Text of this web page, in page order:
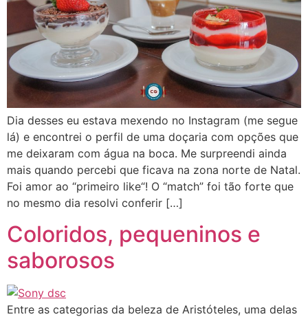
Dia desses eu estava mexendo no Instagram (me segue
lá) e encontrei o perfil de uma doçaria com opções que
me deixaram com água na boca. Me surpreendi ainda
mais quando percebi que ficava na zona norte de Natal.
Foi amor ao “primeiro like“! O “match” foi tão forte que
no mesmo dia resolvi conferir […]
Coloridos, pequeninos e
saborosos
Entre as categorias da beleza de Aristóteles, uma delas